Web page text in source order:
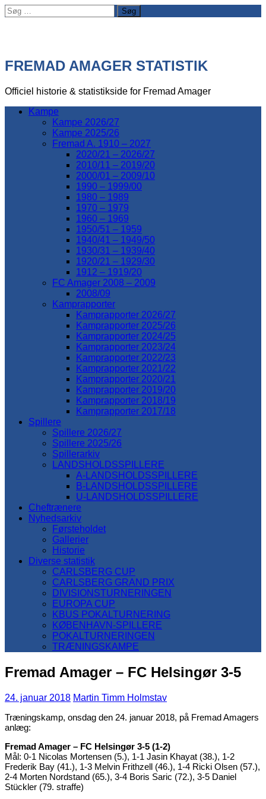
Søg
efter:
FREMAD AMAGER STATISTIK
Officiel historie & statistikside for Fremad Amager
Kampe
Kampe 2026/27
Kampe 2025/26
Fremad A. 1910 – 2027
2020/21 – 2026/27
2010/11 – 2019/20
2000/01 – 2009/10
1990 – 1999/00
1980 – 1989
1970 – 1979
1960 – 1969
1950/51 – 1959
1940/41 – 1949/50
1930/31 – 1939/40
1920/21 – 1929/30
1912 – 1919/20
FC Amager 2008 – 2009
2008/09
Kamprapporter
Kamprapporter 2026/27
Kamprapporter 2025/26
Kamprapporter 2024/25
Kamprapporter 2023/24
Kamprapporter 2022/23
Kamprapporter 2021/22
Kamprapporter 2020/21
Kamprapporter 2019/20
Kamprapporter 2018/19
Kamprapporter 2017/18
Spillere
Spillere 2026/27
Spillere 2025/26
Spillerarkiv
LANDSHOLDSSPILLERE
A-LANDSHOLDSSPILLERE
B-LANDSHOLDSSPILLERE
U-LANDSHOLDSSPILLERE
Cheftrænere
Nyhedsarkiv
Førsteholdet
Gallerier
Historie
Diverse statistik
CARLSBERG CUP
CARLSBERG GRAND PRIX
DIVISIONSTURNERINGEN
EUROPA CUP
KBUS POKALTURNERING
KØBENHAVN-SPILLERE
POKALTURNERINGEN
TRÆNINGSKAMPE
Fremad Amager – FC Helsingør 3-5
24. januar 2018 Martin Timm Holmstav
Træningskamp, onsdag den 24. januar 2018, på Fremad Amagers
anlæg:
Fremad Amager – FC Helsingør 3-5 (1-2)
Mål: 0-1 Nicolas Mortensen (5.), 1-1 Jasin Khayat (38.), 1-2
Frederik Bay (41.), 1-3 Melvin Frithzell (46.), 1-4 Ricki Olsen (57.),
2-4 Morten Nordstand (65.), 3-4 Boris Saric (72.), 3-5 Daniel
Stückler (79. straffe)